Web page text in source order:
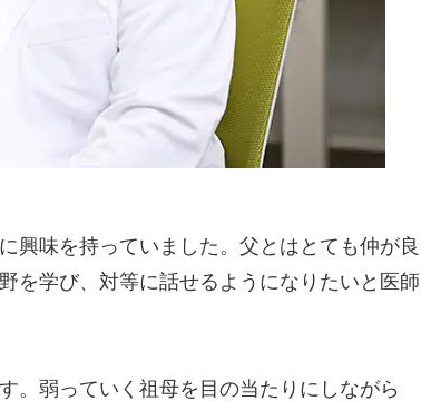
興味を持っていました。父とはとても仲が良
を学び、対等に話せるようになりたいと医師
。弱っていく祖母を目の当たりにしながら